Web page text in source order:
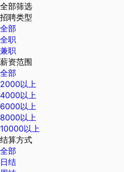
全部筛选
招聘类型
全部
全职
兼职
薪资范围
全部
2000以上
4000以上
6000以上
8000以上
10000以上
结算方式
全部
日结